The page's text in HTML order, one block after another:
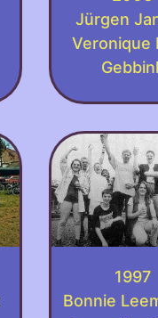
Jürgen
Veronique
1997
Bonnie